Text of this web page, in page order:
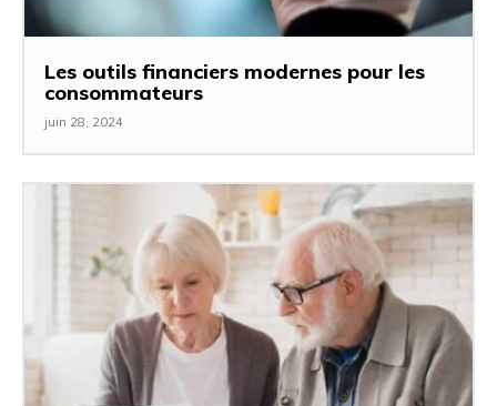
Les outils financiers modernes pour les
consommateurs
juin 28, 2024